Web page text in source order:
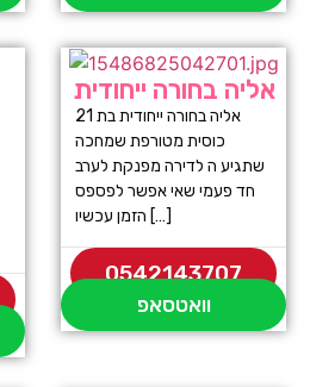
אליה בחורה ייחודית
אליה בחורה ייחודית בת 21
כוסית מטורפת שמחכה
שתגיע ה לדירה מפנקת לערב
חד פעמי שאי אפשר לפספס
הזמן עכשיו […]
0542143707
וואטסאפ